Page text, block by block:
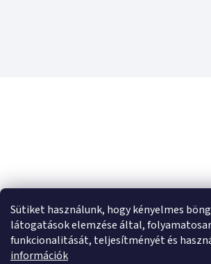
Sütiket használunk, hogy kényelmes
látogatások elemzése által,
funkcionalitását, teljesítményét és
információk